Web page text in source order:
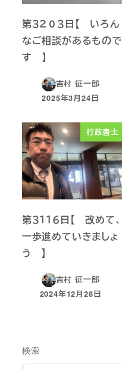
第３２０３日【 いろん
なご相談があるもので
す 】
吉村 征一郎
投稿日
2025年3月24日
行政書士
第３１１６日【 改めて、
一歩進めていきましょ
う 】
吉村 征一郎
投稿日
2024年12月28日
検索